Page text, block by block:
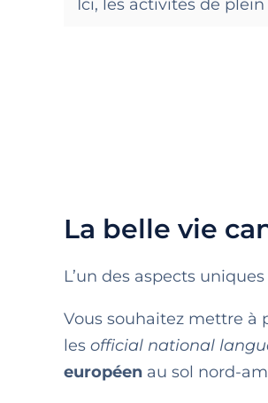
Ici, les activités de
La belle vie
L’un des aspects
Vous souhaitez mettre à
les official national
européen au sol nord-